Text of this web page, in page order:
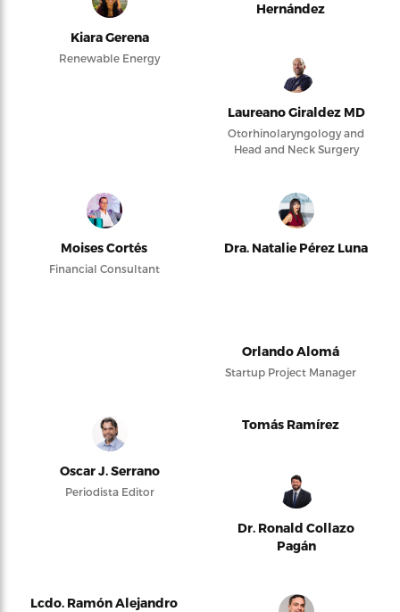
Kiara Gerena
Renewable Energy
Hernández
Laureano Giraldez MD
Otorhinolaryngology and
Head and Neck Surgery
Moises Cortés
Financial Consultant
Dra. Natalie Pérez Luna
Orlando Alomá
Startup Project Manager
Oscar J. Serrano
Periodista Editor
Tomás Ramírez
Dr. Ronald Collazo
Pagán
Lcdo. Ramón Alejandro